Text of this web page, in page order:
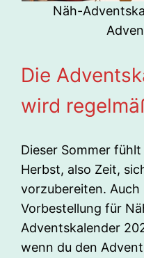
Näh-
Die
wird
Dieser Sommer
Herbst, also Zeit,
vorzubereiten. Auch
Vorbestellung für
Adventskalender
wenn du den